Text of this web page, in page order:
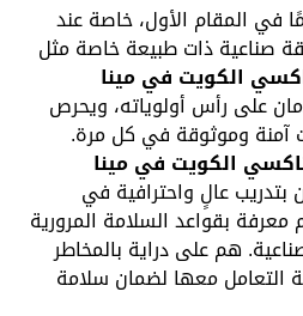
المقام الأول، خاصة عند
ذات طبيعة خاصة مثل
الكويت في مينا
رأس أولوياته، ويحرص
وموثوقة في كل مرة.
الكويت في مينا
عالٍ واحترافية في
بقواعد السلامة المرورية
هم على دراية بالمخاطر
معها لضمان سلامة